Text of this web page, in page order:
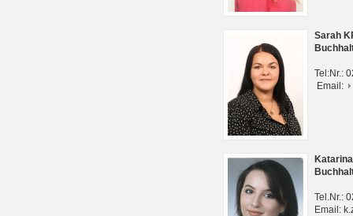
Sarah
Tel:Nr.:
Email:
Tel.Nr.:
Email: